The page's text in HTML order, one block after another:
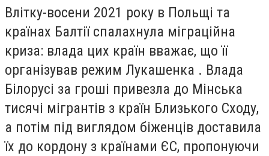
Влітку-восени 2021 року в Польщі та
країнах Балтії спалахнула міграційна
криза: влада цих країн вважає, що її
організував режим Лукашенка . Влада
Білорусі за гроші привезла до Мінська
тисячі мігрантів з країн Близького Сходу,
а потім під виглядом біженців доставила
їх до кордону з країнами ЄС, пропонуючи